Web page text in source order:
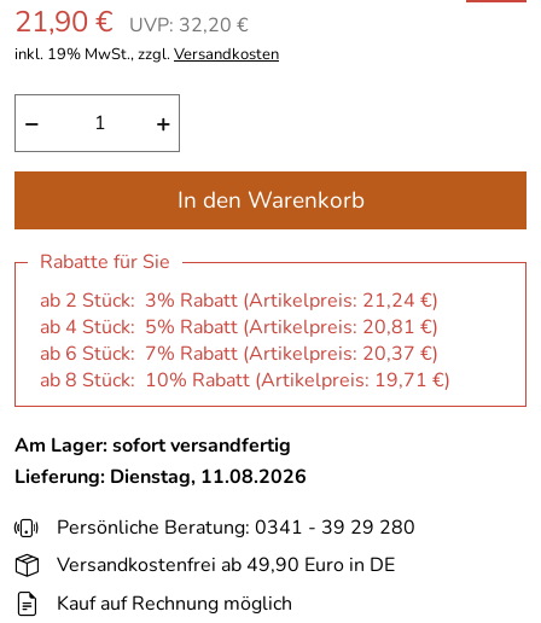
21,90 € UVP: 32,20 €
inkl. 19% MwSt., zzgl.Versandkosten
− +
In den Warenkorb
Rabatte für Sie
ab 2 Stück: 3% Rabatt (Artikelpreis: 21,24 €)
ab 4 Stück: 5% Rabatt (Artikelpreis: 20,81 €)
ab 6 Stück: 7% Rabatt (Artikelpreis: 20,37 €)
ab 8 Stück: 10% Rabatt (Artikelpreis: 19,71 €)
Am Lager: sofort versandfertig
Lieferung: Dienstag, 11.08.2026
Persönliche Beratung: 0341 - 39 29 280
Versandkostenfrei ab 49,90 Euro in DE
Kauf auf Rechnung möglich